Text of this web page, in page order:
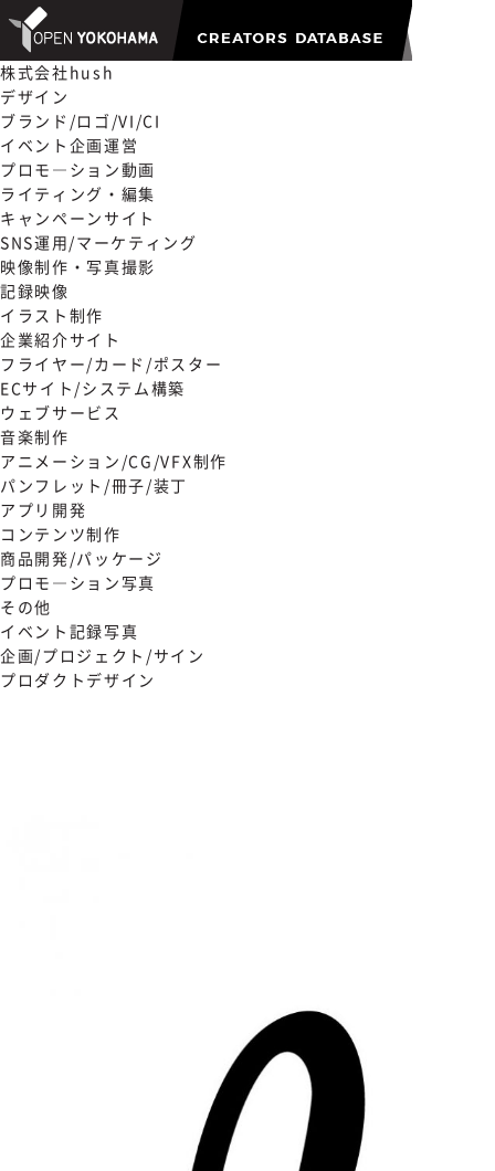
株式会社hush
デザイン
ブランド/ロゴ/VI/CI
イベント企画運営
プロモ―ション動画
ライティング・編集
キャンペーンサイト
SNS運用/マーケティング
映像制作・写真撮影
記録映像
イラスト制作
企業紹介サイト
フライヤー/カード/ポスター
ECサイト/システム構築
ウェブサービス
音楽制作
アニメーション/CG/VFX制作
パンフレット/冊子/装丁
アプリ開発
コンテンツ制作
商品開発/パッケージ
プロモ―ション写真
その他
イベント記録写真
企画/プロジェクト/サイン
プロダクトデザイン